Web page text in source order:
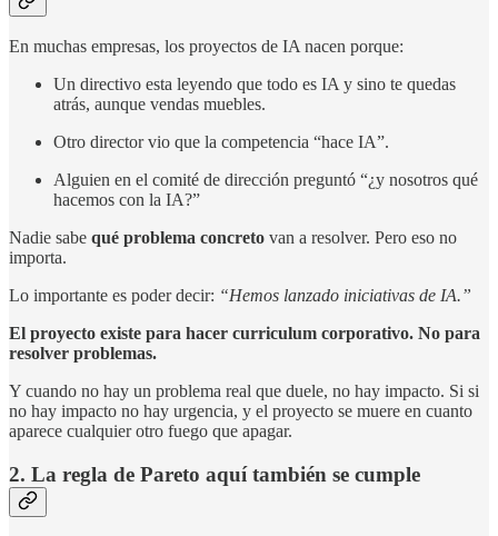
En muchas empresas, los proyectos de IA nacen porque:
Un directivo esta leyendo que todo es IA y sino te quedas
atrás, aunque vendas muebles.
Otro director vio que la competencia “hace IA”.
Alguien en el comité de dirección preguntó “¿y nosotros qué
hacemos con la IA?”
Nadie sabe qué problema concreto van a resolver. Pero eso no
importa.
Lo importante es poder decir: “Hemos lanzado iniciativas de IA.”
El proyecto existe para hacer curriculum corporativo. No para
resolver problemas.
Y cuando no hay un problema real que duele, no hay impacto. Si si
no hay impacto no hay urgencia, y el proyecto se muere en cuanto
aparece cualquier otro fuego que apagar.
2. La regla de Pareto aquí también se cumple